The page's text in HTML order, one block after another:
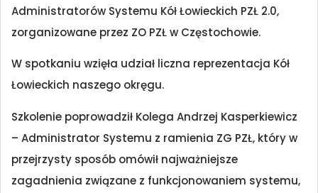
Administratorów Systemu Kół Łowieckich PZŁ 2.0,
zorganizowane przez ZO PZŁ w Częstochowie.
W spotkaniu wzięła udział liczna reprezentacja Kół
Łowieckich naszego okręgu.
Szkolenie poprowadził Kolega Andrzej Kasperkiewicz
– Administrator Systemu z ramienia ZG PZŁ, który w
przejrzysty sposób omówił najważniejsze
zagadnienia związane z funkcjonowaniem systemu,